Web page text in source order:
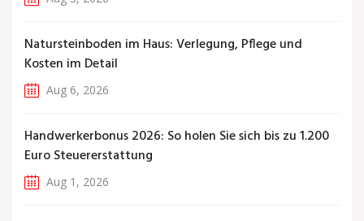
Natursteinboden im Haus: Verlegung, Pflege und
Kosten im Detail
Aug 6, 2026
Handwerkerbonus 2026: So holen Sie sich bis zu 1.200
Euro Steuererstattung
Aug 1, 2026